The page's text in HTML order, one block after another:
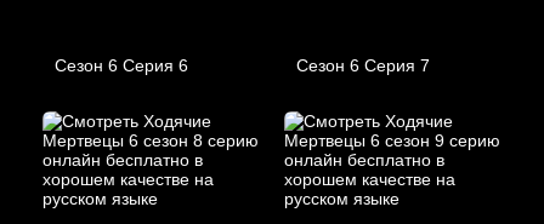
Сезон 6 Серия 6 Сезон 6 Серия 7